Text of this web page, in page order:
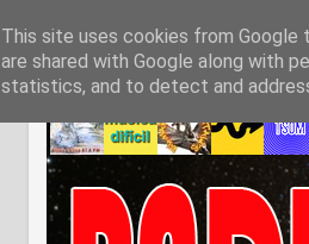
This site uses cookies from Google
are shared with Google along with
statistics, and to detect and